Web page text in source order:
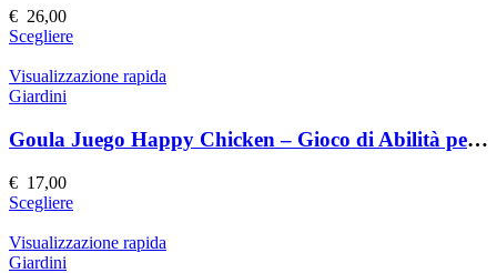
scelte
nella
pagina
prodotto
€ 26,00
ScegliereQuesto
ha
Le
opzioni
scelte
nella
pagina
Visualizzazione rapida
Giardini
Goula Juego Happy Chicken – Gioco di Abilità per Bambini
€ 17,00
ScegliereQuesto
ha
Visualizzazione rapida
Giardini